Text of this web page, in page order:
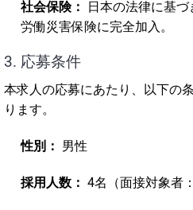
社会保険：
日本の法律に基づ
労働災害保険に完全加入。
3. 応募条件
本求人の応募にあたり、以下の
ります。
性別： 男性
採用人数： 4名（面接対象者